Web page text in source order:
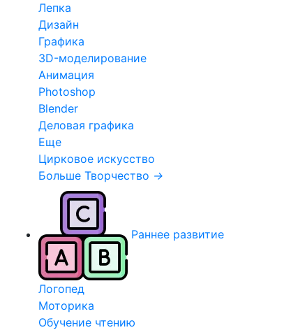
Лепка
Дизайн
Графика
3D-моделирование
Анимация
Photoshop
Blender
Деловая графика
Еще
Цирковое искусство
Больше Творчество →
Раннее развитие
Логопед
Моторика
Обучение чтению